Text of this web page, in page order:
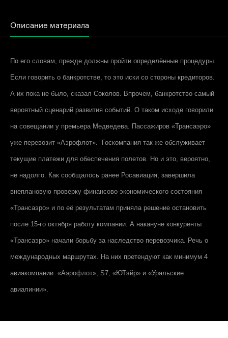
Описание материала
По его словам, прежде должны пройти определённые процедуры.
Если говорить о банкротстве, то это иски со стороны кредиторов.
А их пока не было, сказал Соколов. Впрочем, банкротство самый
вероятный сценарий развития событий. О таком исходе говорили
на совещании у премьера Медведева. Пассажиров «Трансаэро»
уже перевозит «Аэрофлот». Госкомпания так же обслуживает
текущие платежи для обеспечения полетов. Но и это, вероятно,
не надолго. Как сообщалось ранее Росавиация, завершила
внеплановую проверку финансово-экономического состояния
«Трансаэро» и по её результатам приняла решение остановить
после 15-го октября работу компании. А накануне конкуренты
«Трансаэро» начали борьбу за наследство перевозчика. Речь о
международных маршрутах. На них претендуют как минимум 4
авиакомпании. «Аэрофлот», S7, «ЮТэйр» и «Уральские
авиалинии».